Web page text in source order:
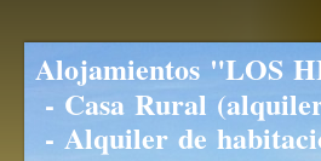
Alojamientos "LOS
- Casa Rural
- Alquiler de